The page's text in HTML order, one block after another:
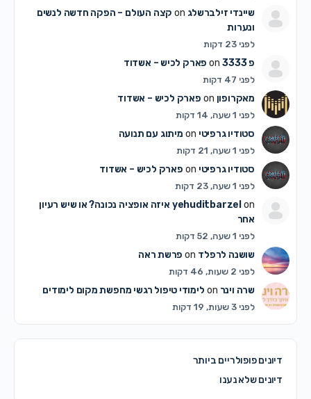
שיינדי זילברשלגon
קצה העולם – הפקה חדשה לנשים
ונערות
לפני 23 דקות
on פארק לכיש – אשדוד
לפני 47 דקות
מאקרופוןon פארק לכיש – אשדוד
לפני 1 שעה, 14 דקות
סטודיו גרפיטיon מיתוג עם תנועה
לפני 1 שעה, 21 דקות
סטודיו גרפיטיon פארק לכיש – אשדוד
לפני 1 שעה, 23 דקות
yehuditbarzelon
איזה אופציה נכונה? או שיש רעיון
אחר
לפני 1 שעה, 52 דקות
שושנה לרפלדon פרשת ראה
לפני 2 שעות, 46 דקות
שרה וינרon לימודי טיפול רגשי מחפשת מקום לימודים
לפני 3 שעות, 19 דקות
דיונים פופולריים ביותר
דיונים שלא נענו